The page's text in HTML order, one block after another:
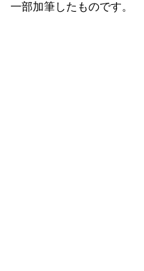
一部加筆したものです。